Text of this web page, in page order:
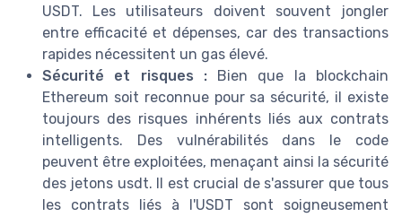
USDT. Les utilisateurs doivent souvent jongler
entre efficacité et dépenses, car des transactions
rapides nécessitent un gas élevé.
Sécurité et risques :Bien que la blockchain
Ethereum soit reconnue pour sa sécurité, il existe
toujours des risques inhérents liés aux contrats
intelligents. Des vulnérabilités dans le code
peuvent être exploitées, menaçant ainsi la sécurité
des jetons usdt. Il est crucial de s'assurer que tous
les contrats liés à l'USDT sont soigneusement